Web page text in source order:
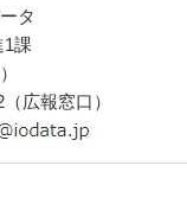
タ
1課
広報窓口）